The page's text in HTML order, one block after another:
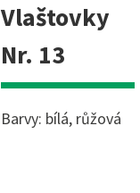
Vlaštovky
Nr. 13
Barvy: bílá, růžová